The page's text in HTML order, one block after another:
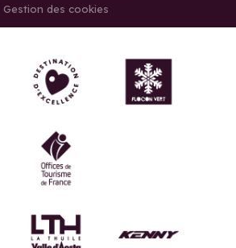
Gestion des cookies